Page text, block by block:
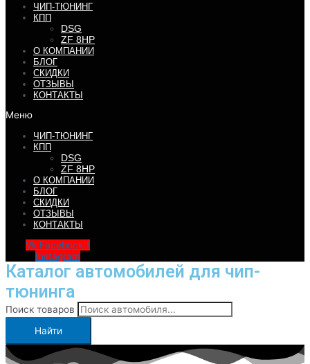
ЧИП-ТЮНИНГ
КПП
DSG
ZF 8HP
О КОМПАНИИ
БЛОГ
СКИДКИ
ОТЗЫВЫ
КОНТАКТЫ
Меню
ЧИП-ТЮНИНГ
КПП
DSG
ZF 8HP
О КОМПАНИИ
БЛОГ
СКИДКИ
ОТЗЫВЫ
КОНТАКТЫ
Vk Facebook-f
Instagram
Каталог автомобилей для чип-
тюнинга
Поиск товаров
Найти